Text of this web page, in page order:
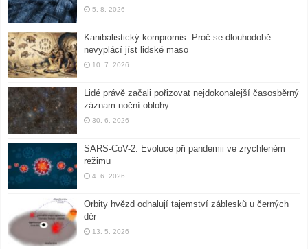
5. 8. 2026
Kanibalistický kompromis: Proč se dlouhodobě
nevyplácí jíst lidské maso
10. 7. 2026
Lidé právě začali pořizovat nejdokonalejší časosběrný
záznam noční oblohy
30. 6. 2026
SARS-CoV-2: Evoluce při pandemii ve zrychleném
režimu
4. 6. 2026
Orbity hvězd odhalují tajemství záblesků u černých
děr
13. 5. 2026